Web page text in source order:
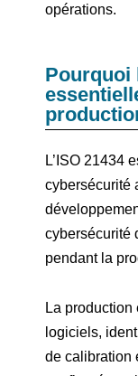
opérations.
Pourquoi
L’ISO 21434
cybersécurité
cybersécurité
pendant la
La production
logiciels,
de calibration